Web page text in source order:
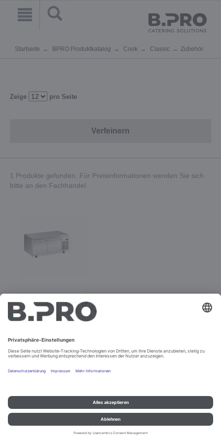
Startseite BPRO Produktkatalog Cook Classic Zubehör
Zeige pro Seite
Verfeinern
1 Produkte gefunden. Für Preisinformationen wenden Sie sich
bitte an den Fachhandel
BC UCT 2D
Impressum und Datenschutz Kontakt
© B.PRO Catering Solutions 2022